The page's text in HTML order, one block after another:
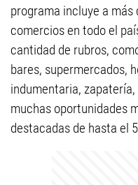
programa incluye a más
comercios en todo el
cantidad de rubros,
bares, supermercados,
indumentaria,
muchas oportunidades
destacadas de hasta el